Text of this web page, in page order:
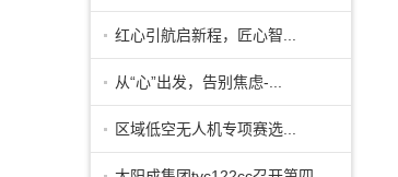
红心引航启新程，匠心智...
从“心”出发，告别焦虑-...
区域低空无人机专项赛选...